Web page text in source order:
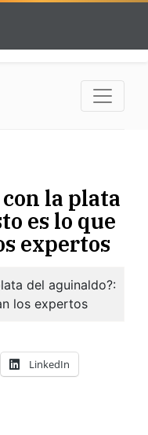
con la plata
es lo que
expertos
LinkedIn